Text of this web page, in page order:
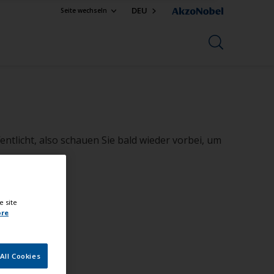
Seite wechseln DEU
also schauen Sie bald wieder vorbei, um
site
Cookies